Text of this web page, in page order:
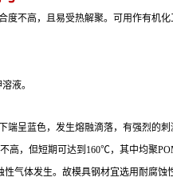
度不高，且易受热解聚。可用作有机
液。
呈蓝色，发生熔融滴落，有强烈的
高，但短期可达到160℃，其中均聚
气体发生。故模具钢材宜选用耐腐蚀